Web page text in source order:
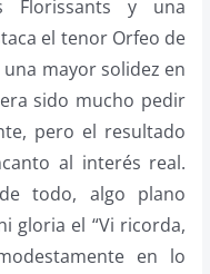
Florissants y una
el tenor Orfeo de
mayor solidez en
sido mucho pedir
pero el resultado
al interés real.
todo, algo plano
gloria el “Vi ricorda,
en lo